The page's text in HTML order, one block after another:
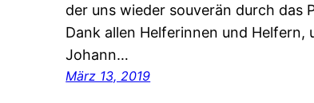
der uns wieder souverän durch das
Dank allen Helferinnen und
Johann…
März 13, 2019